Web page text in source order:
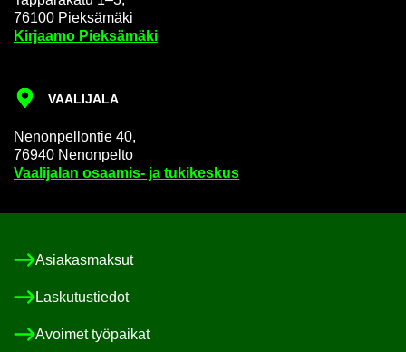
76100 Piek­sä­mä­ki
Kir­jaa­mo Piek­sä­mä­ki
VAA­LI­JA­LA
Ne­non­pel­lon­tie 40,
76940 Ne­non­pel­to
Vaa­li­ja­lan osaamis-​ ja tu­ki­kes­kus
Asia­kas­mak­sut
Las­ku­tus­tie­dot
Avoi­met työ­pai­kat